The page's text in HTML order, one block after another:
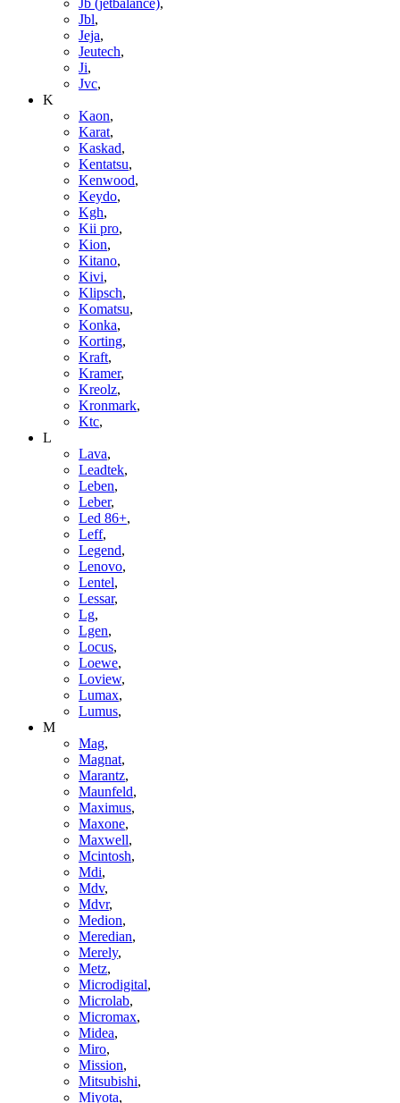
Jbl,
Jeja,
Jeutech,
Ji,
Jvc,
K
Kaon,
Karat,
Kaskad,
Kentatsu,
Kenwood,
Keydo,
Kgh,
Kii pro,
Kion,
Kitano,
Kivi,
Klipsch,
Komatsu,
Konka,
Korting,
Kraft,
Kramer,
Kreolz,
Kronmark,
Ktc,
L
Lava,
Leadtek,
Leben,
Leber,
Led 86+,
Leff,
Legend,
Lenovo,
Lentel,
Lessar,
Lg,
Lgen,
Locus,
Loewe,
Loview,
Lumax,
Lumus,
M
Mag,
Magnat,
Marantz,
Maunfeld,
Maximus,
Maxone,
Maxwell,
Mcintosh,
Mdi,
Mdv,
Mdvr,
Medion,
Meredian,
Merely,
Metz,
Microdigital,
Microlab,
Micromax,
Midea,
Miro,
Mission,
Mitsubishi,
Miyota,